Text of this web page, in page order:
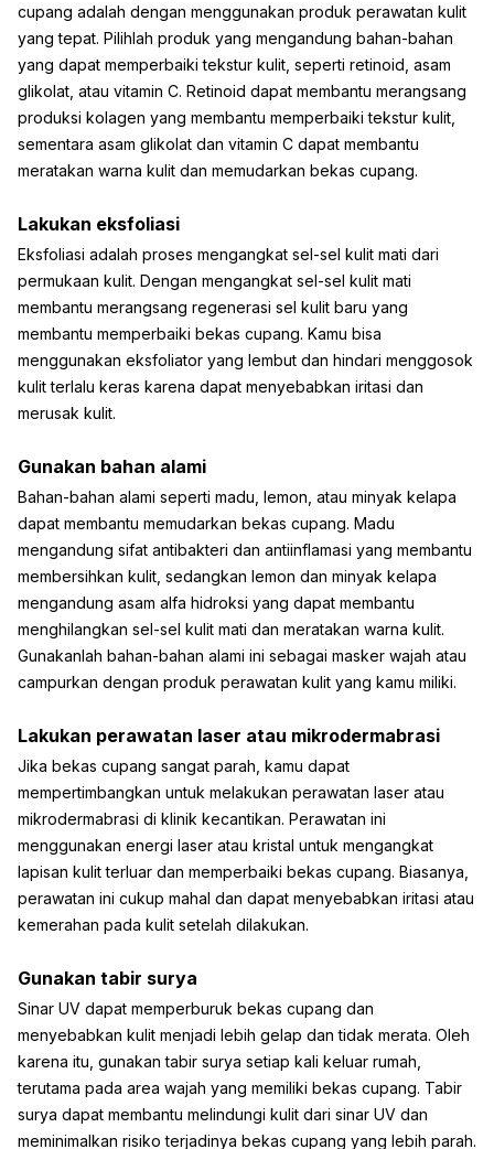
cupang adalah dengan menggunakan produk perawatan kulit
yang tepat. Pilihlah produk yang mengandung bahan-bahan
yang dapat memperbaiki tekstur kulit, seperti retinoid, asam
glikolat, atau vitamin C. Retinoid dapat membantu merangsang
produksi kolagen yang membantu memperbaiki tekstur kulit,
sementara asam glikolat dan vitamin C dapat membantu
meratakan warna kulit dan memudarkan bekas cupang.
Lakukan eksfoliasi
Eksfoliasi adalah proses mengangkat sel-sel kulit mati dari
permukaan kulit. Dengan mengangkat sel-sel kulit mati
membantu merangsang regenerasi sel kulit baru yang
membantu memperbaiki bekas cupang. Kamu bisa
menggunakan eksfoliator yang lembut dan hindari menggosok
kulit terlalu keras karena dapat menyebabkan iritasi dan
merusak kulit.
Gunakan bahan alami
Bahan-bahan alami seperti madu, lemon, atau minyak kelapa
dapat membantu memudarkan bekas cupang. Madu
mengandung sifat antibakteri dan antiinflamasi yang membantu
membersihkan kulit, sedangkan lemon dan minyak kelapa
mengandung asam alfa hidroksi yang dapat membantu
menghilangkan sel-sel kulit mati dan meratakan warna kulit.
Gunakanlah bahan-bahan alami ini sebagai masker wajah atau
campurkan dengan produk perawatan kulit yang kamu miliki.
Lakukan perawatan laser atau mikrodermabrasi
Jika bekas cupang sangat parah, kamu dapat
mempertimbangkan untuk melakukan perawatan laser atau
mikrodermabrasi di klinik kecantikan. Perawatan ini
menggunakan energi laser atau kristal untuk mengangkat
lapisan kulit terluar dan memperbaiki bekas cupang. Biasanya,
perawatan ini cukup mahal dan dapat menyebabkan iritasi atau
kemerahan pada kulit setelah dilakukan.
Gunakan tabir surya
Sinar UV dapat memperburuk bekas cupang dan
menyebabkan kulit menjadi lebih gelap dan tidak merata. Oleh
karena itu, gunakan tabir surya setiap kali keluar rumah,
terutama pada area wajah yang memiliki bekas cupang. Tabir
surya dapat membantu melindungi kulit dari sinar UV dan
meminimalkan risiko terjadinya bekas cupang yang lebih parah.